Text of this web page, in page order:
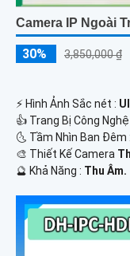
Camera IP Ngoài
30% 3,850,000 ₫
️⚡ Hình Ảnh Sắc nét :
👍 Trang Bị Công Nghệ
🌜 Tầm Nhìn Ban Đêm :
🎨 Thiết Kế Camera
️🔮 Khả Năng : Thu Âm.